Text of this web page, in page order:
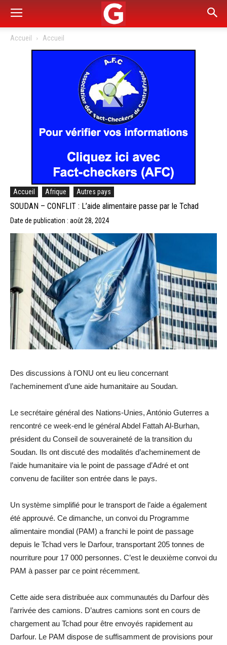
Accueil Accueil
Accueil Afrique Autres pays
SOUDAN – CONFLIT : L’aide alimentaire passe par le Tchad
Date de publication : août 28, 2024
Des discussions à l’ONU ont eu lieu concernant
l’acheminement d’une aide humanitaire au Soudan.
Le secrétaire général des Nations-Unies, António Guterres a
rencontré ce week-end le général Abdel Fattah Al-Burhan,
président du Conseil de souveraineté de la transition du
Soudan. Ils ont discuté des modalités d’acheminement de
l’aide humanitaire via le point de passage d’Adré et ont
convenu de faciliter son entrée dans le pays.
Un système simplifié pour le transport de l’aide a également
été approuvé. Ce dimanche, un convoi du Programme
alimentaire mondial (PAM) a franchi le point de passage
depuis le Tchad vers le Darfour, transportant 205 tonnes de
nourriture pour 17 000 personnes. C’est le deuxième convoi du
PAM à passer par ce point récemment.
Cette aide sera distribuée aux communautés du Darfour dès
l’arrivée des camions. D’autres camions sont en cours de
chargement au Tchad pour être envoyés rapidement au
Darfour. Le PAM dispose de suffisamment de provisions pour